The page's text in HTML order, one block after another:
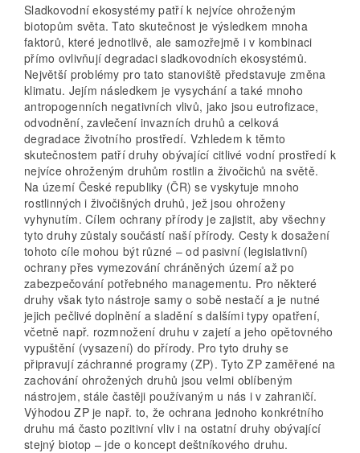
Sladkovodní ekosystémy patří k nejvíce ohroženým
biotopům světa. Tato skutečnost je výsledkem mnoha
faktorů, které jednotlivě, ale samozřejmě i v kombinaci
přímo ovlivňují degradaci sladkovodních ekosystémů.
Největší problémy pro tato stanoviště představuje změna
klimatu. Jejím následkem je vysychání a také mnoho
antropogenních negativních vlivů, jako jsou eutrofizace,
odvodnění, zavlečení invazních druhů a celková
degradace životního prostředí. Vzhledem k těmto
skutečnostem patří druhy obývající citlivé vodní prostředí k
nejvíce ohroženým druhům rostlin a živočichů na světě.
Na území České republiky (ČR) se vyskytuje mnoho
rostlinných i živočišných druhů, jež jsou ohroženy
vyhynutím. Cílem ochrany přírody je zajistit, aby všechny
tyto druhy zůstaly součástí naší přírody. Cesty k dosažení
tohoto cíle mohou být různé – od pasivní (legislativní)
ochrany přes vymezování chráněných území až po
zabezpečování potřebného managementu. Pro některé
druhy však tyto nástroje samy o sobě nestačí a je nutné
jejich pečlivé doplnění a sladění s dalšími typy opatření,
včetně např. rozmnožení druhu v zajetí a jeho opětovného
vypuštění (vysazení) do přírody. Pro tyto druhy se
připravují záchranné programy (ZP). Tyto ZP zaměřené na
zachování ohrožených druhů jsou velmi oblíbeným
nástrojem, stále častěji používaným u nás i v zahraničí.
Výhodou ZP je např. to, že ochrana jednoho konkrétního
druhu má často pozitivní vliv i na ostatní druhy obývající
stejný biotop – jde o koncept deštníkového druhu.